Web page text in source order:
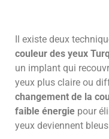
Il existe deux
couleur des yeux
un implant qui
yeux plus claire ou
changement de la
faible énergie pour
yeux deviennent